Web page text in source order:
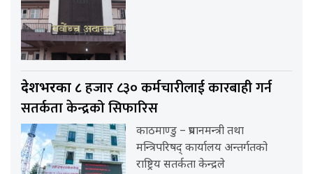
देशभरका ८हजार ८३० कर्मचारीलाई कारबाही गर्न
सतर्कता केन्द्रको सिफारिस
काठमाण्डु – प्रधानमन्त्री तथा
मन्त्रिपरिषद् कार्यालय अन्तर्गतको
राष्ट्रिय सतर्कता केन्द्रले